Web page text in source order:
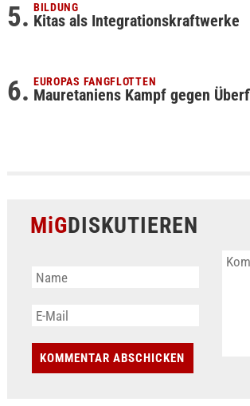
BILDUNG
Kitas als Integrationskraftwerke
EUROPAS FANGFLOTTEN
Mauretaniens Kampf gegen
MiGDISKUTIEREN